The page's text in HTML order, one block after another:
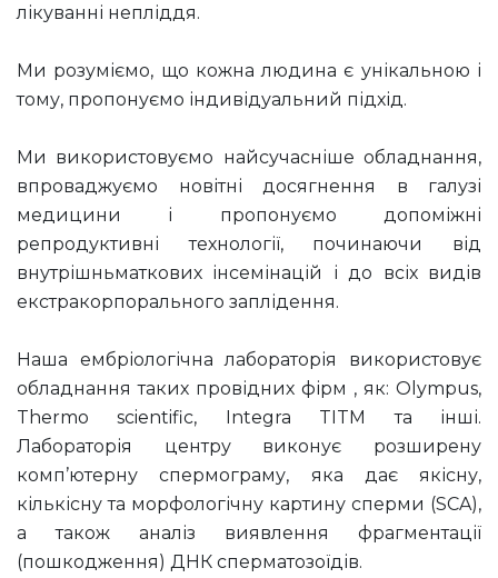
лікуванні непліддя.
Ми розуміємо, що кожна людина є унікальною і
тому, пропонуємо індивідуальний підхід.
Ми використовуємо найсучасніше обладнання,
впроваджуємо новітні досягнення в галузі
медицини і пропонуємо допоміжні
репродуктивні технології, починаючи від
внутрішньматкових інсемінацій і до всіх видів
екстракорпорального заплідення.
Наша ембріологічна лабораторія використовує
обладнання таких провідних фірм , як: Olympus,
Thermo scientific, Integra TITM та інші.
Лабораторія центру виконує розширену
комп’ютерну спермограму, яка дає якісну,
кількісну та морфологічну картину сперми (SCA),
а також аналіз виявлення фрагментації
(пошкодження) ДНК сперматозоїдів.